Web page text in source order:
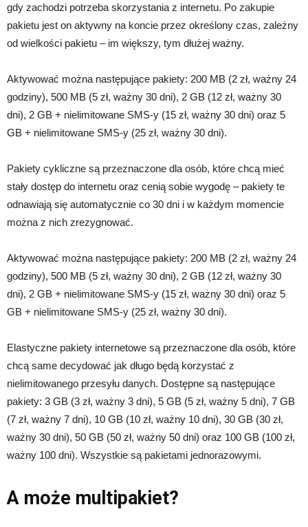
gdy zachodzi potrzeba skorzystania z internetu. Po zakupie
pakietu jest on aktywny na koncie przez określony czas, zależny
od wielkości pakietu – im większy, tym dłużej ważny.
Aktywować można następujące pakiety: 200 MB (2 zł, ważny 24
godziny), 500 MB (5 zł, ważny 30 dni), 2 GB (12 zł, ważny 30
dni), 2 GB + nielimitowane SMS-y (15 zł, ważny 30 dni) oraz 5
GB + nielimitowane SMS-y (25 zł, ważny 30 dni).
Pakiety cykliczne są przeznaczone dla osób, które chcą mieć
stały dostęp do internetu oraz cenią sobie wygodę – pakiety te
odnawiają się automatycznie co 30 dni i w każdym momencie
można z nich zrezygnować.
Aktywować można następujące pakiety: 200 MB (2 zł, ważny 24
godziny), 500 MB (5 zł, ważny 30 dni), 2 GB (12 zł, ważny 30
dni), 2 GB + nielimitowane SMS-y (15 zł, ważny 30 dni) oraz 5
GB + nielimitowane SMS-y (25 zł, ważny 30 dni).
Elastyczne pakiety internetowe są przeznaczone dla osób, które
chcą same decydować jak długo będą korzystać z
nielimitowanego przesyłu danych. Dostępne są następujące
pakiety: 3 GB (3 zł, ważny 3 dni), 5 GB (5 zł, ważny 5 dni), 7 GB
(7 zł, ważny 7 dni), 10 GB (10 zł, ważny 10 dni), 30 GB (30 zł,
ważny 30 dni), 50 GB (50 zł, ważny 50 dni) oraz 100 GB (100 zł,
ważny 100 dni). Wszystkie są pakietami jednorazowymi.
A może multipakiet?